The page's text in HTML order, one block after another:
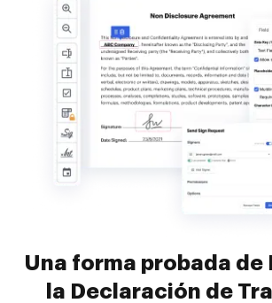
Una forma probada
la Declaración de